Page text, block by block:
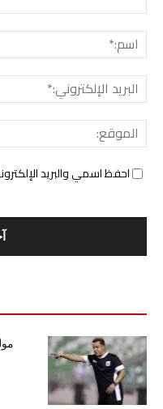
احفظ اسمي والبريد